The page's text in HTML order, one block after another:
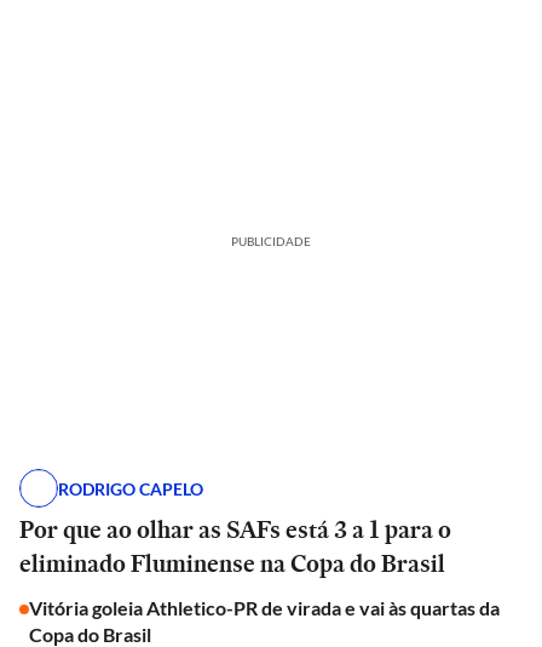
PUBLICIDADE
RODRIGO CAPELO
Por que ao olhar as SAFs está 3 a 1 para o
eliminado Fluminense na Copa do Brasil
Vitória goleia Athletico-PR de virada e vai às quartas da
Copa do Brasil